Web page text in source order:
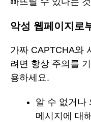
악성 웹페이지로
가짜 CAPTCHA와
려면 항상 주의를
용하세요.
알 수 없거나
메시지에 대